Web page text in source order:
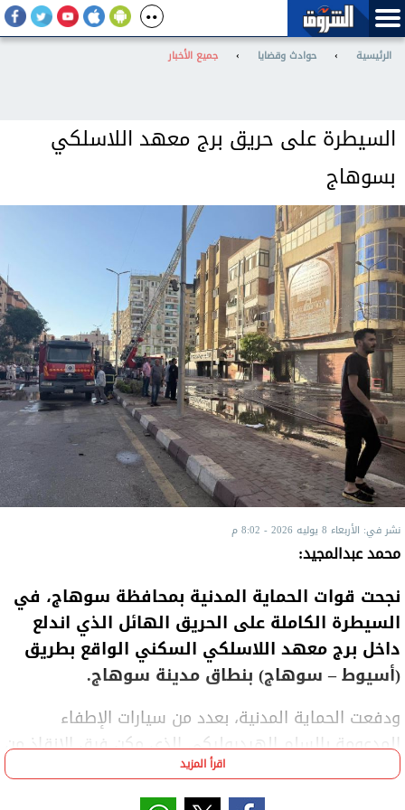
الرئيسية › حوادث وقضايا › جميع الأخبار
السيطرة على حريق برج معهد اللاسلكي
بسوهاج
نشر في: الأربعاء 8 يوليه 2026 - 8:02 م
محمد عبدالمجيد:
​نجحت قوات الحماية المدنية بمحافظة سوهاج، في
السيطرة الكاملة على الحريق الهائل الذي اندلع
داخل برج معهد اللاسلكي السكني الواقع بطريق
(أسيوط – سوهاج) بنطاق مدينة سوهاج.
ودفعت الحماية المدنية، بعدد من سيارات الإطفاء
المدعومة بالسلم الهيدروليكي الذي مكن فرق الإنقاذ من
الوصول إلى بؤر النيران بالأدوار المرتفعة ومحاصرتها قبل
امتدادها للعقارات المجاورة.
اقرأ المزيد